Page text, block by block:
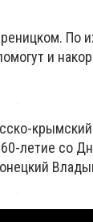
По
и
летие со